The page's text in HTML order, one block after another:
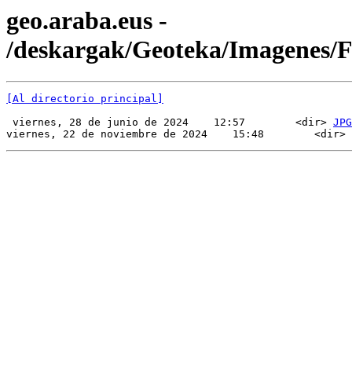
geo.araba.eus -
/deskargak/Geoteka/Imagenes/
[Al directorio principal]
viernes, 28 de junio de 2024    12:57        <dir> JPG
viernes, 22 de noviembre de 2024    15:48        <dir>